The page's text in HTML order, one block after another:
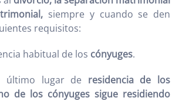
siempre y cuando se den
requisitos:
habitual de los cónyuges.
último lugar de residencia de los
de los cónyuges sigue residiendo